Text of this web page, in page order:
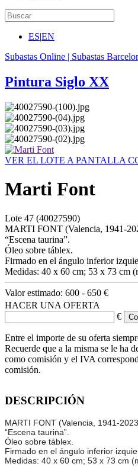
ES|EN
Subastas Online | Subastas
Pintura Siglo XX
VER EL LOTE A PANTALLA
Marti Font
Lote 47 (40027590)
MARTI FONT (Valencia, 1941-
“Escena taurina”.
Óleo sobre táblex.
Firmado en el ángulo inferior
Medidas: 40 x 60 cm; 53 x 73 cm
Valor estimado: 600 - 650 €
HACER UNA OFERTA
€
Entre el importe de su oferta
Recuerde que a la misma se le ha
como comisión y el IVA
comisión.
DESCRIPCIÓN
MARTI FONT (Valencia, 1941-
“Escena taurina”.
Óleo sobre táblex.
Firmado en el ángulo inferior
Medidas: 40 x 60 cm; 53 x 73 cm